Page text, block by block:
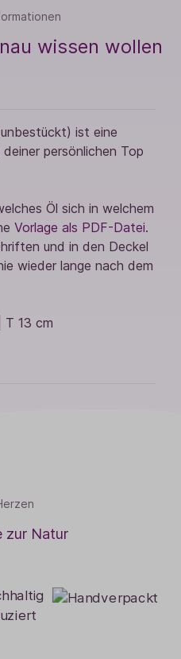
wissen wollen
ist eine
persönlichen Top
Öl sich in welchem
Vorlage als PDF-Datei.
und in den Deckel
wieder lange nach dem
T 13 cm
zur Natur